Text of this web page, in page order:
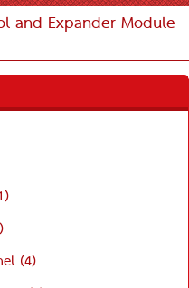
and Expander Module
(4)